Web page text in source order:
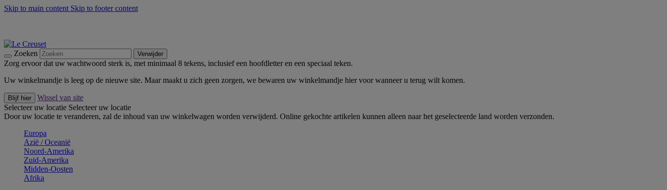
Skip to main content Skip to footer content
Zoeken Verwijder
Zorg ervoor dat uw wachtwoord sterk is, met minimaal 8 tekens, inclusief een hoofdletter en een speciaal teken.
Uw winkelmandje is leeg op de nieuwe site. Maar maakt u zich geen zorgen, we bewaren uw winkelmandje hier voor wanneer u terug wilt komen.
Blijf hier
Wissel van site
Selecteer uw locatie Selecteer uw locatie
Door uw locatie te veranderen, zal de inhoud van uw winkelwagen worden verwijderd. Online gekochte artikelen kunnen alleen naar het geselecteerde land worden verzonden.
Europa
Aziё / Oceaniё
Noord-Amerika
Zuid-Amerika
Midden-Oosten
Afrika